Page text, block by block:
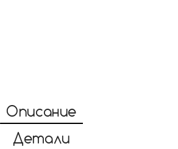
Описание
Детали